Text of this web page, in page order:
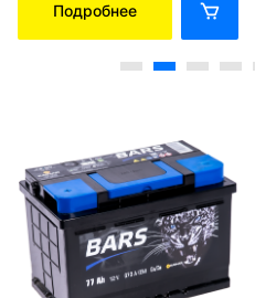
Подробнее